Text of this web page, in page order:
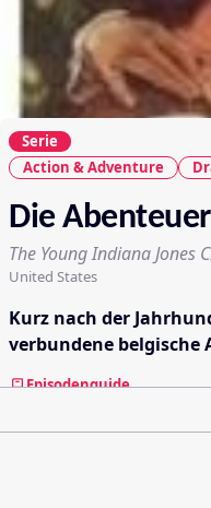
Serie
Action & Adventure
Die
The Young Indiana Jones
United States
Kurz nach der
verbundene belgische
Episodenguide